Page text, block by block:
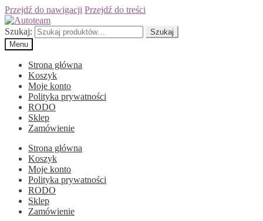
Przejdź do nawigacji Przejdź do treści
Szukaj:
Szukaj
Menu
Strona główna
Koszyk
Moje konto
Polityka prywatności
RODO
Sklep
Zamówienie
Strona główna
Koszyk
Moje konto
Polityka prywatności
RODO
Sklep
Zamówienie